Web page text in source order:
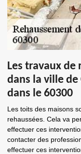
Les travaux
dans la ville
dans le 60300
Les toits des maisons
rehaussées. Cela va
effectuer ces
contacter des
effectuer ces